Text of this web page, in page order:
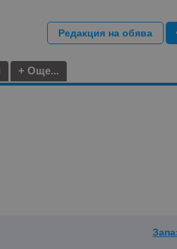
Редакция на обява
+ Още...